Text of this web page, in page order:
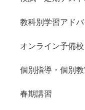
教科別学習アドバ
オンライン予備
個別指導・個別
春期講習